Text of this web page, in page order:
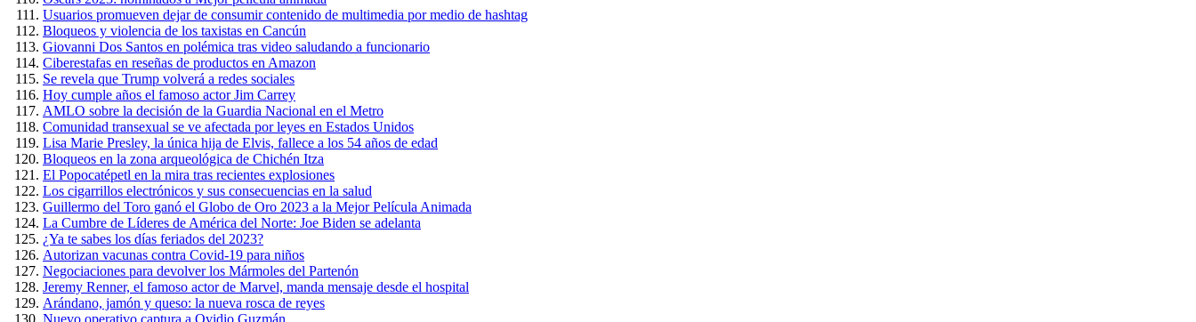
Usuarios promueven dejar de consumir contenido de multimedia por medio de hashtag
Bloqueos y violencia de los taxistas en Cancún
Giovanni Dos Santos en polémica tras video saludando a funcionario
Ciberestafas en reseñas de productos en Amazon
Se revela que Trump volverá a redes sociales
Hoy cumple años el famoso actor Jim Carrey
AMLO sobre la decisión de la Guardia Nacional en el Metro
Comunidad transexual se ve afectada por leyes en Estados Unidos
Lisa Marie Presley, la única hija de Elvis, fallece a los 54 años de edad
Bloqueos en la zona arqueológica de Chichén Itza
El Popocatépetl en la mira tras recientes explosiones
Los cigarrillos electrónicos y sus consecuencias en la salud
Guillermo del Toro ganó el Globo de Oro 2023 a la Mejor Película Animada
La Cumbre de Líderes de América del Norte: Joe Biden se adelanta
¿Ya te sabes los días feriados del 2023?
Autorizan vacunas contra Covid-19 para niños
Negociaciones para devolver los Mármoles del Partenón
Jeremy Renner, el famoso actor de Marvel, manda mensaje desde el hospital
Arándano, jamón y queso: la nueva rosca de reyes
Nuevo operativo captura a Ovidio Guzmán